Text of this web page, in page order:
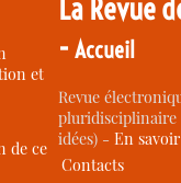
et
de ce
La Revue
-Accueil
Revue
idées) -En
Contacts